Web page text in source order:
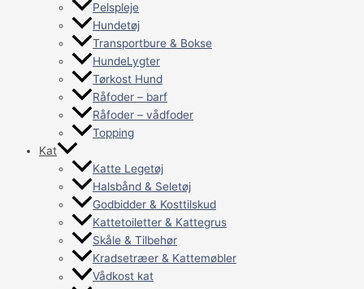
Pelspleje
Hundetøj
Transportbure & Bokse
HundeLygter
Tørkost Hund
Råfoder – barf
Råfoder – vådfoder
Topping
Kat
Katte Legetøj
Halsbånd & Seletøj
Godbidder & Kosttilskud
Kattetoiletter & Kattegrus
Skåle & Tilbehør
Kradsetræer & Kattemøbler
Vådkost kat